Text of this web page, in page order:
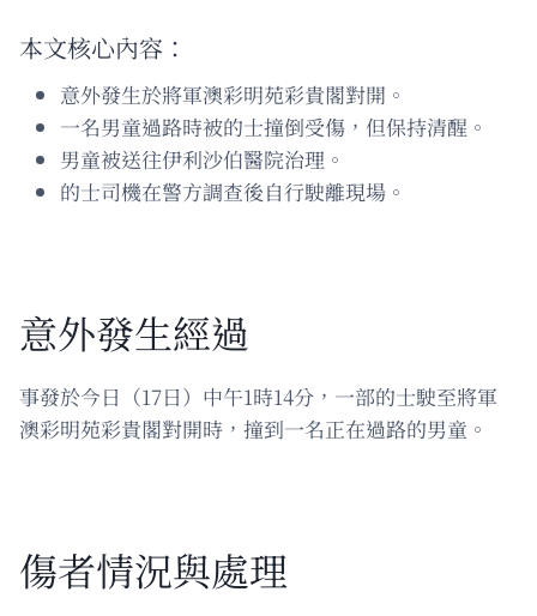
本文核心內容：
意外發生於將軍澳彩明苑彩貴閣對開。
一名男童過路時被的士撞倒受傷，但保持清醒。
男童被送往伊利沙伯醫院治理。
的士司機在警方調查後自行駛離現場。
意外發生經過
事發於今日（17日）中午1時14分，一部的士駛至將軍
澳彩明苑彩貴閣對開時，撞到一名正在過路的男童。
傷者情況與處理